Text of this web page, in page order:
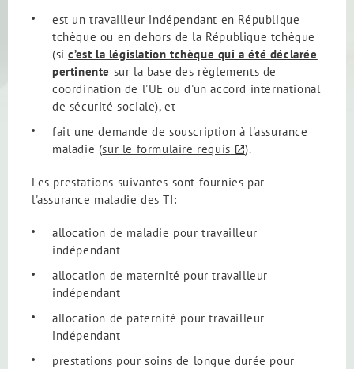
est un travailleur indépendant en République
tchèque ou en dehors de la République tchèque
(sic’est la législation tchèque qui a été déclarée
pertinente sur la base des règlements de
coordination de l'UE ou d'un accord international
de sécurité sociale), et
fait une demande de souscription à l'assurance
maladie (sur le formulaire requis ).
Les prestations suivantes sont fournies par
l'assurance maladie des TI:
allocation de maladie pour travailleur
indépendant
allocation de maternité pour travailleur
indépendant
allocation de paternité pour travailleur
indépendant
prestations pour soins de longue durée pour